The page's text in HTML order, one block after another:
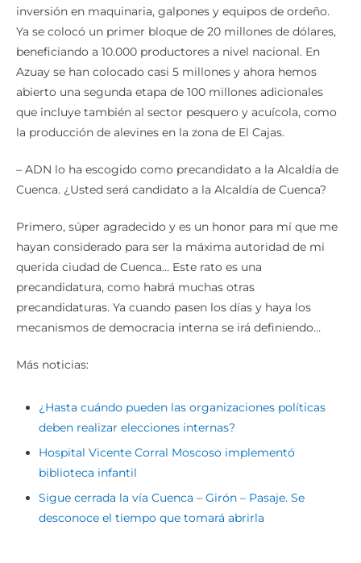
inversión en maquinaria, galpones y equipos de ordeño.
Ya se colocó un primer bloque de 20 millones de dólares,
beneficiando a 10.000 productores a nivel nacional. En
Azuay se han colocado casi 5 millones y ahora hemos
abierto una segunda etapa de 100 millones adicionales
que incluye también al sector pesquero y acuícola, como
la producción de alevines en la zona de El Cajas.
– ADN lo ha escogido como precandidato a la Alcaldía de
Cuenca. ¿Usted será candidato a la Alcaldía de Cuenca?
Primero, súper agradecido y es un honor para mí que me
hayan considerado para ser la máxima autoridad de mi
querida ciudad de Cuenca… Este rato es una
precandidatura, como habrá muchas otras
precandidaturas. Ya cuando pasen los días y haya los
mecanismos de democracia interna se irá definiendo…
Más noticias:
¿Hasta cuándo pueden las organizaciones políticas
deben realizar elecciones internas?
Hospital Vicente Corral Moscoso implementó
biblioteca infantil
Sigue cerrada la vía Cuenca – Girón – Pasaje. Se
desconoce el tiempo que tomará abrirla